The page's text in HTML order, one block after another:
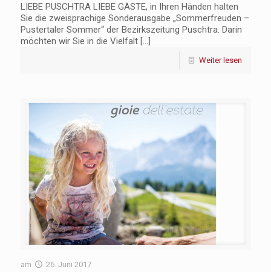
LIEBE PUSCHTRA LIEBE GÄSTE, in Ihren Händen halten
Sie die zweisprachige Sonderausgabe „Sommerfreuden –
Pustertaler Sommer“ der Bezirkszeitung Puschtra. Darin
möchten wir Sie in die Vielfalt[…]
Weiter lesen
am 26. Juni 2017